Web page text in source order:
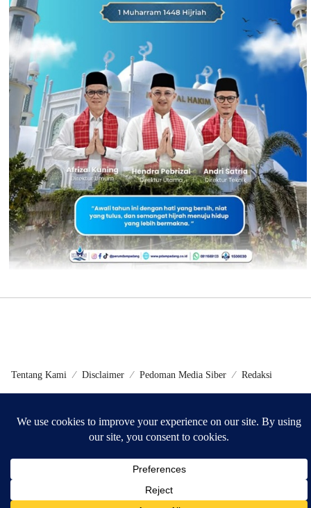
Tentang Kami Disclaimer Pedoman Media Siber Redaksi